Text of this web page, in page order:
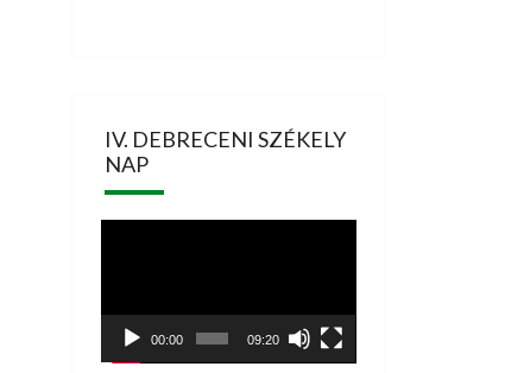
IV. DEBRECENI SZÉKELY
NAP
00:00 09:20